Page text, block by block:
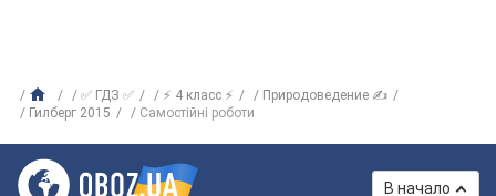
✅ ГДЗ ✅ ⚡ 4 класс ⚡
Природоведение ✍
Гилберг 2015
Самостійні роботи
В начало